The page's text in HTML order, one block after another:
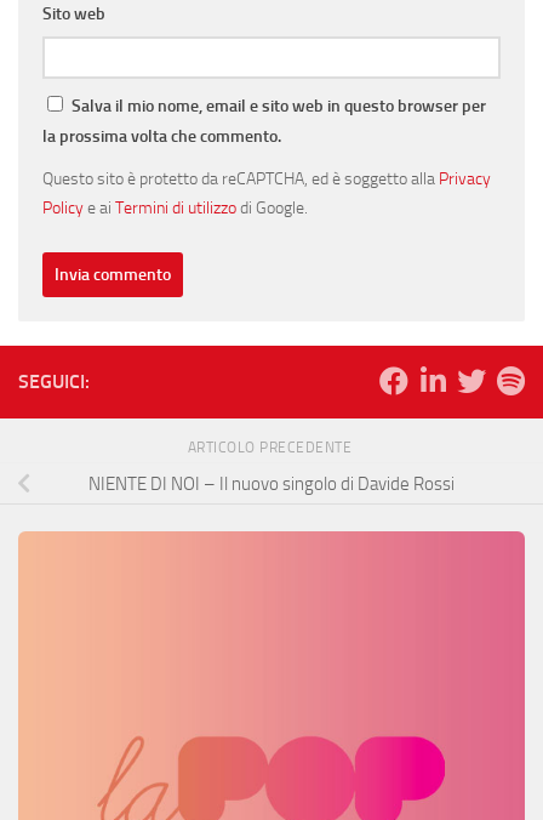
Sito web
Salva il mio nome, email e sito web in questo browser per
la prossima volta che commento.
Questo sito è protetto da reCAPTCHA, ed è soggetto alla Privacy
Policye ai Termini di utilizzodi Google.
SEGUICI:
ARTICOLO PRECEDENTE
NIENTE DI NOI – Il nuovo singolo di Davide Rossi